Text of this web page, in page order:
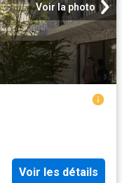
Voir la photo
Voir les détails